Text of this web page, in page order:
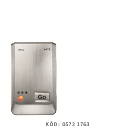
KÓD: 0572 1763